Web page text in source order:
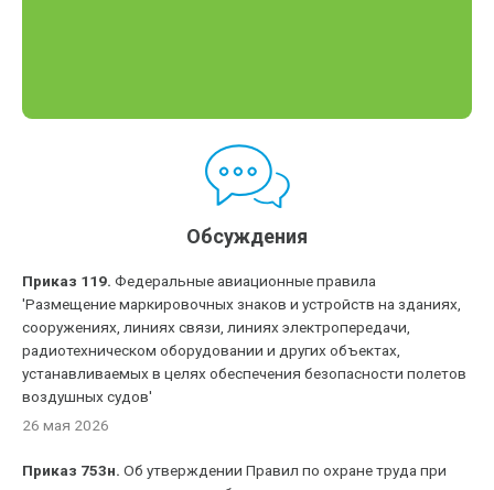
Обсуждения
Приказ 119. Федеральные авиационные правила
'Размещение маркировочных знаков и устройств на зданиях,
сооружениях, линиях связи, линиях электропередачи,
радиотехническом оборудовании и других объектах,
устанавливаемых в целях обеспечения безопасности полетов
воздушных судов'
26 мая 2026
Приказ 753н. Об утверждении Правил по охране труда при